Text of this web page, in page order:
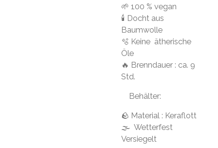
🌱 100 % vegan
🕯 Docht aus
Baumwolle
🫧 Keine ätherische
Öle
🔥 Brenndauer : ca. 9
Std.
Behälter:
🪨 Material : Keraflott
🌫 Wetterfest
Versiegelt